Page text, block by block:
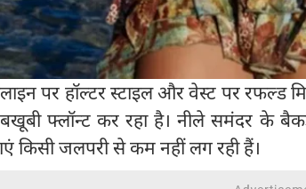
पर हॉल्टर स्टाइल और वेस्ट पर रफल्ड
फ्लॉन्ट कर रहा है। नीले समंदर के
किसी जलपरी से कम नहीं लग रही हैं।